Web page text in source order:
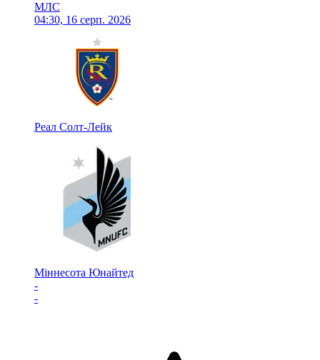
МЛС
04:30, 16 серп. 2026
Реал Солт-Лейк
Міннесота Юнайтед
-
-